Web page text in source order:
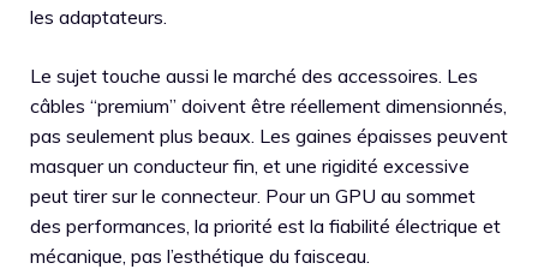
les adaptateurs.
Le sujet touche aussi le marché des accessoires. Les
câbles “premium” doivent être réellement dimensionnés,
pas seulement plus beaux. Les gaines épaisses peuvent
masquer un conducteur fin, et une rigidité excessive
peut tirer sur le connecteur. Pour un GPU au sommet
des performances, la priorité est la fiabilité électrique et
mécanique, pas l’esthétique du faisceau.